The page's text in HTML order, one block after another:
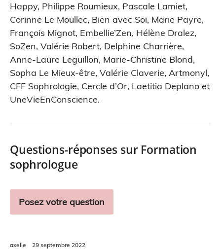
Happy, Philippe Roumieux, Pascale Lamiet,
Corinne Le Moullec, Bien avec Soi, Marie Payre,
François Mignot, Embellie’Zen, Hélène Dralez,
SoZen, Valérie Robert, Delphine Charrière,
Anne-Laure Leguillon, Marie-Christine Blond,
Sopha Le Mieux-être, Valérie Claverie, Artmonyl,
CFF Sophrologie, Cercle d’Or, Laetitia Deplano et
UneVieEnConscience.
Questions-réponses sur Formation
sophrologue
Posez votre question
axelle 29 septembre 2022